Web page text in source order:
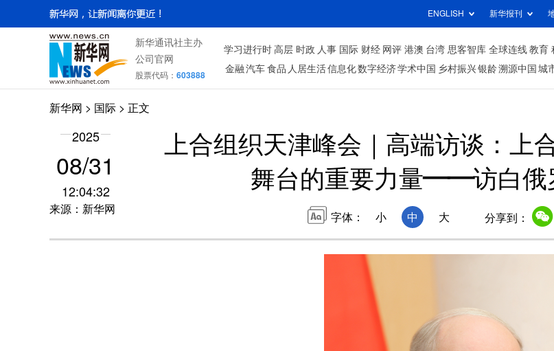
ENGLISH 新华报刊
新华通讯社主办
公司官网
股票代码： 603888
学习进行时 高层 时政 人事 国际 财经 网评 港澳 台湾 思客智库 全球连线 教育
金融 汽车 食品 人居生活信息化数字经济学术中国 乡村振兴银龄溯源中国 城
新华网 > 国际 > 正文
2025
08/31
12:04:32
来源：新华网
上合组织天津峰会｜高端访谈：上
舞台的重要力量——访白俄
字体： 小 中 大 分享到：